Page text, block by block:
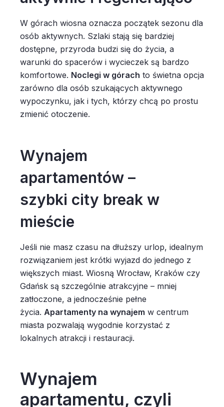
W górach wiosna oznacza początek sezonu dla
osób aktywnych. Szlaki stają się bardziej
dostępne, przyroda budzi się do życia, a
warunki do spacerów i wycieczek są bardzo
komfortowe. Noclegi w górach to świetna opcja
zarówno dla osób szukających aktywnego
wypoczynku, jak i tych, którzy chcą po prostu
zmienić otoczenie.
Wynajem
apartamentów –
szybki city break w
mieście
Jeśli nie masz czasu na dłuższy urlop, idealnym
rozwiązaniem jest krótki wyjazd do jednego z
większych miast. Wiosną Wrocław, Kraków czy
Gdańsk są szczególnie atrakcyjne – mniej
zatłoczone, a jednocześnie pełne
życia. Apartamenty na wynajem w centrum
miasta pozwalają wygodnie korzystać z
lokalnych atrakcji i restauracji.
Wynajem
apartamentu, czyli